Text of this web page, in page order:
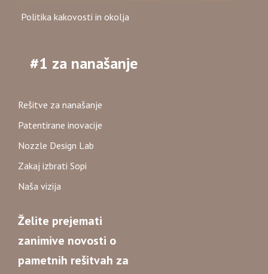
Politika kakovosti in okolja
#1 za nanašanje
Rešitve za nanašanje
Patentirane inovacije
Nozzle Design Lab
Zakaj izbrati Sopi
Naša vizija
Želite prejemati
zanimive novosti o
pametnih rešitvah za